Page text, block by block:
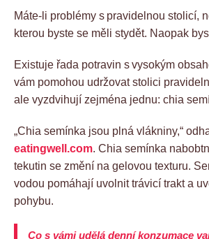
Máte-li problémy s pravidelnou stolicí,
kterou byste se měli stydět. Naopak
Existuje řada potravin s vysokým
vám pomohou udržovat stolici
ale vyzdvihují zejména jednu: chia
„Chia semínka jsou plná vlákniny,“
eatingwell.com. Chia semínka
tekutin se změní na gelovou texturu.
vodou pomáhají uvolnit trávicí trakt a
pohybu.
Co s vámi udělá denní konzumace